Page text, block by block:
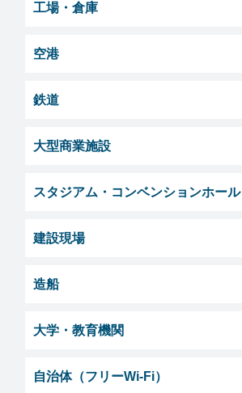
工場・倉庫
空港
鉄道
大型商業施設
スタジアム・コンベンションホール
建設現場
造船
⼤学・教育機関
自治体（フリーWi-Fi）